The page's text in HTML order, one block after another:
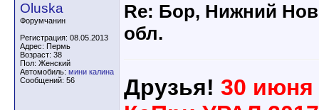
Oluska
Форумчанин
Регистрация: 08.05.2013
Адрес: Пермь
Возраст: 38
Пол: Женский
Автомобиль: мини калина
Сообщений: 56
Re: Бор, Нижний
обл.
Друзья! 30